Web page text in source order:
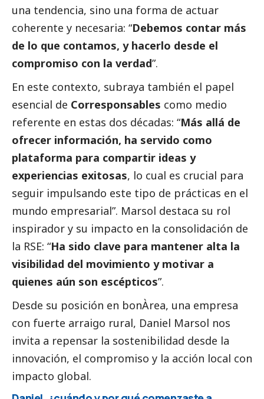
una tendencia, sino una forma de actuar
coherente y necesaria: “Debemos contar más
de lo que contamos, y hacerlo desde el
compromiso con la verdad”.
En este contexto, subraya también el papel
esencial de Corresponsables como medio
referente en estas dos décadas: “Más allá de
ofrecer información, ha servido como
plataforma para compartir ideas y
experiencias exitosas, lo cual es crucial para
seguir impulsando este tipo de prácticas en el
mundo empresarial”. Marsol destaca su rol
inspirador y su impacto en la consolidación de
la RSE: “Ha sido clave para mantener alta la
visibilidad del movimiento y motivar a
quienes aún son escépticos”.
Desde su posición en bonÀrea, una empresa
con fuerte arraigo rural, Daniel Marsol nos
invita a repensar la sostenibilidad desde la
innovación, el compromiso y la acción local con
impacto global.